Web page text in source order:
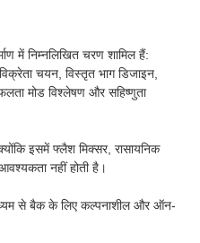
में निम्नलिखित चरण शामिल हैं:
चयन, विस्तृत भाग डिजाइन,
मोड विश्लेषण और सहिष्णुता
इसमें फ्लैश मिक्सर, रासायनिक
नहीं होती है।
से बैक के लिए कल्पनाशील और ऑन-